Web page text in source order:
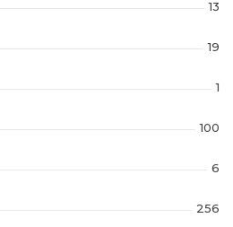
13
19
1
100
6
256